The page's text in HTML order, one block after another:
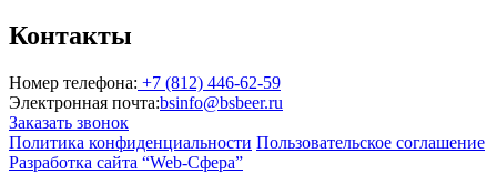
Контакты
Номер телефона: +7 (812) 446-62-59
Электронная почта:bsinfo@bsbeer.ru
Заказать звонок
Политика конфиденциальности Пользовательское соглашение
Разработка сайта “Web-Сфера”